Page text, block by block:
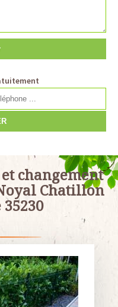
changement
Chatillon